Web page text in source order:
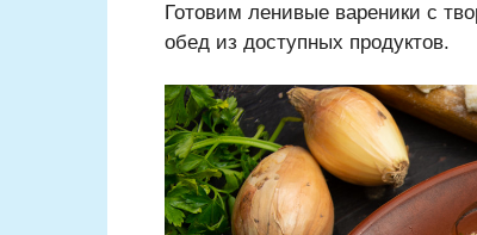
Готовим ленивые вареники с
обед из доступных продуктов.